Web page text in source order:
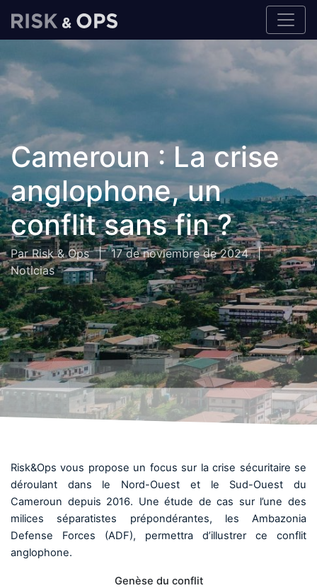
Cameroun : La crise
anglophone, un
conflit sans fin ?
Par Risk & Ops | 17 de noviembre de 2024
|
Noticias
Risk&Ops vous propose un focus sur la crise sécuritaire se
déroulant dans le Nord-Ouest et le Sud-Ouest du
Cameroun depuis 2016. Une étude de cas sur l’une des
milices séparatistes prépondérantes, les Ambazonia
Defense Forces (ADF), permettra d’illustrer ce conflit
anglophone.
Genèse du conflit